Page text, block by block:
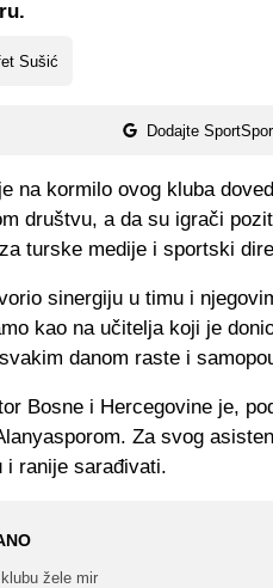
Sušić
Dodajte
na kormilo ovog kluba
društvu, a da su igrači
turske medije i sportski
sinergiju u timu i
kao na učitelja koji je
danom raste i
Bosne i Hercegovine je,
Za svog
i ranije sarađivati.
žele mir